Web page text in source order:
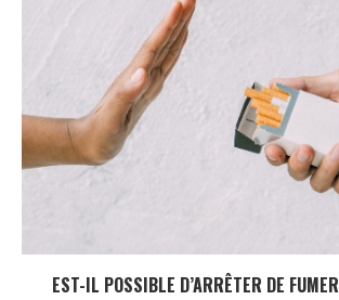
EST-IL POSSIBLE D’ARRÊTER DE